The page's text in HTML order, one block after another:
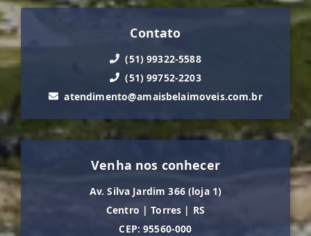
Contato
(51) 99322-5588
(51) 99752-2203
atendimento@amaisbelaimoveis.com.br
Venha nos conhecer
Av. Silva Jardim 366 (loja 1)
Centro | Torres | RS
CEP: 95560-000